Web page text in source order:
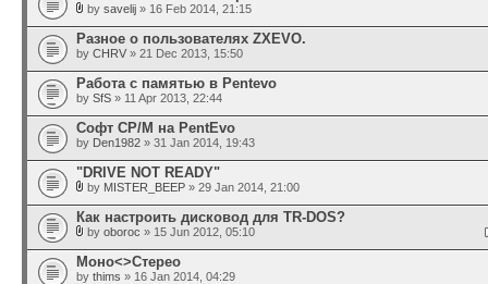
by savelij » 16 Feb 2014, 21:15
Разное о пользователях ZXEVO.
by CHRV » 21 Dec 2013, 15:50
Работа с памятью в Pentevo
by SfS » 11 Apr 2013, 22:44
Софт CP/M на PentEvo
by Den1982 » 31 Jan 2014, 19:43
"DRIVE NOT READY"
by MISTER_BEEP » 29 Jan 2014, 21:00
Как настроить дисковод для TR-DOS?
by oboroc » 15 Jun 2012, 05:10
Моно<>Стерео
by thims » 16 Jan 2014, 04:29